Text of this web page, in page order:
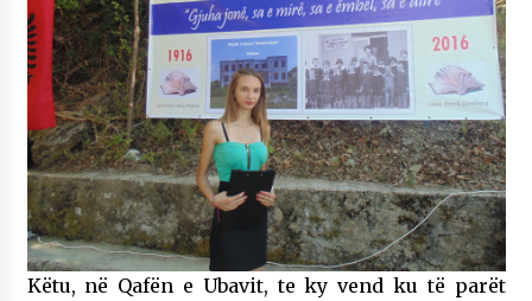
Këtu, në Qafën e Ubavit, te ky vend ku të parët